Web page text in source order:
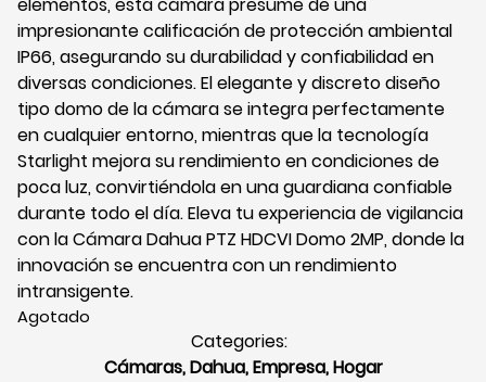
elementos, esta cámara presume de una
impresionante calificación de protección ambiental
IP66, asegurando su durabilidad y confiabilidad en
diversas condiciones. El elegante y discreto diseño
tipo domo de la cámara se integra perfectamente
en cualquier entorno, mientras que la tecnología
Starlight mejora su rendimiento en condiciones de
poca luz, convirtiéndola en una guardiana confiable
durante todo el día. Eleva tu experiencia de vigilancia
con la Cámara Dahua PTZ HDCVI Domo 2MP, donde la
innovación se encuentra con un rendimiento
intransigente.
Agotado
Categories:
Cámaras,Dahua,Empresa,Hogar